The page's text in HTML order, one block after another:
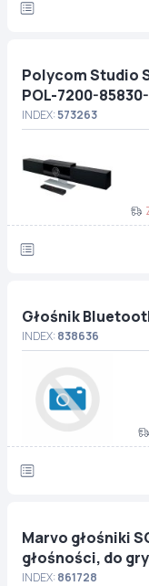
Polycom Studio
POL-7200-85830-
INDEX:573263
Głośnik
INDEX:838636
Marvo głośniki
głośności, do
INDEX:861728